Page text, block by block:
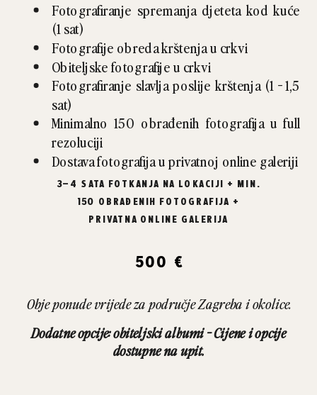
Dodatne opcije: obiteljski albumi - Cijene i opcije
dostupne na upit.
3–4 SATA FOTKANJA NA LOKACIJI + MIN.
150 OBRAĐENIH FOTOGRAFIJA +
PRIVATNA ONLINE GALERIJA
500 €
Obje ponude vrijede za područje Zagreba i okolice.
Fotografiranje spremanja djeteta kod kuće
(1 sat)
Fotografije obreda krštenja u crkvi
Obiteljske fotografije u crkvi
Fotografiranje slavlja poslije krštenja (1 - 1,5
sat)
Minimalno 150 obrađenih fotografija u full
rezoluciji
Dostava fotografija u privatnoj online galeriji